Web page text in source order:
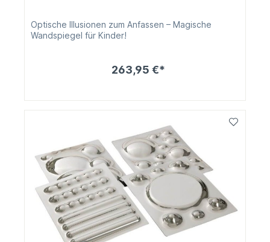
Optische Illusionen zum Anfassen – Magische
Wandspiegel für Kinder!
263,95 €*